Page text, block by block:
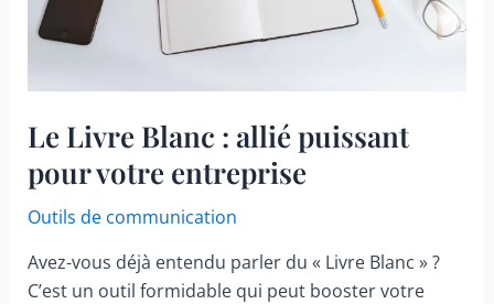
Le Livre Blanc : allié puissant
pour votre entreprise
Outils de communication
Avez-vous déjà entendu parler du « Livre Blanc » ?
C’est un outil formidable qui peut booster votre